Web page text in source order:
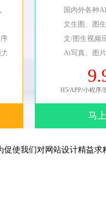
等
国内外各种
文生图、图
文/图生视频
Ai写真、图
H5/APP/小程序/
马
使我们对网站设计精益求